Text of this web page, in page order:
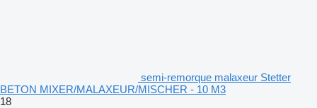
semi-remorque malaxeur Stetter
BETON MIXER/MALAXEUR/MISCHER - 10 M3
18